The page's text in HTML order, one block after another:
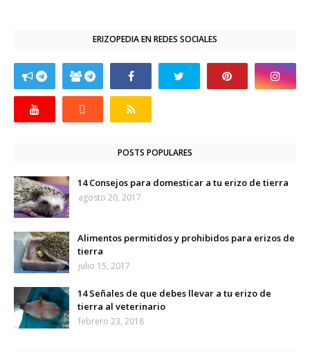
ERIZOPEDIA EN REDES SOCIALES
POSTS POPULARES
14 Consejos para domesticar a tu erizo de tierra
agosto 20, 2017
Alimentos permitidos y prohibidos para erizos de
tierra
julio 15, 2017
14 Señales de que debes llevar a tu erizo de
tierra al veterinario
febrero 23, 2018